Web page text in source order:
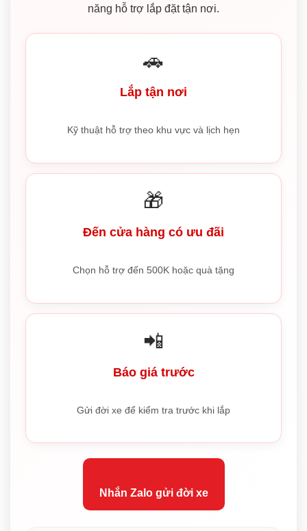
năng hỗ trợ lắp đặt tận nơi.
🚗
Lắp tận nơi
Kỹ thuật hỗ trợ theo khu vực và lịch hẹn
🎁
Đến cửa hàng có ưu đãi
Chọn hỗ trợ đến 500K hoặc quà tặng
📲
Báo giá trước
Gửi đời xe để kiểm tra trước khi lắp
Nhắn Zalo gửi đời xe